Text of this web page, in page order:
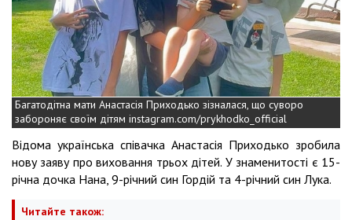
Багатодітна мати Анастасія Приходько зізналася, що суворо
забороняє своїм дітям instagram.com/prykhodko_official
Відома українська співачка Анастасія Приходько зробила
нову заяву про виховання трьох дітей. У знаменитості є 15-
річна дочка Нана, 9-річний син Гордій та 4-річний син Лука.
Читайте також: